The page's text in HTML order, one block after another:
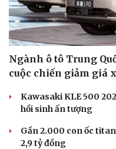
Văn hóa
Sân khấu - Điện ảnh
Âm nhạc
Di sản
Ngành ô tô Trung
cuộc chiến giảm giá
Kawasaki KLE 500
hồi sinh ấn tượng
Gần 2.000 con ốc
2,9 tỷ đồng